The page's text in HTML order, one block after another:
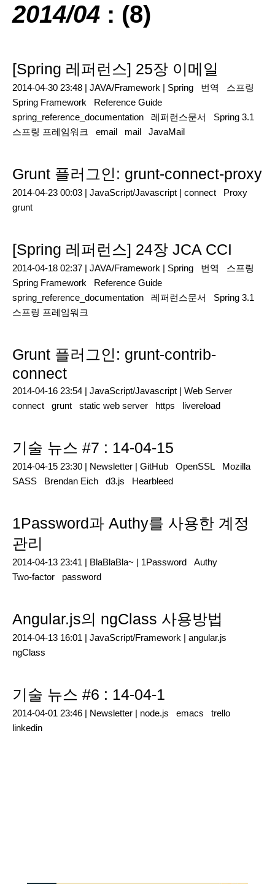
2014/04 : (8)
[Spring 레퍼런스] 25장 이메일
2014-04-30 23:48 | JAVA/Framework | Spring 번역
스프링
Spring Framework
Reference Guide
spring_reference_documentation
레퍼런스문서
Spring 3.1
스프링 프레임워크
email mail JavaMail
Grunt 플러그인: grunt-connect-proxy
2014-04-23 00:03 | JavaScript/Javascript | connect
Proxy
grunt
[Spring 레퍼런스] 24장 JCA CCI
2014-04-18 02:37 | JAVA/Framework | Spring 번역
스프링
Spring Framework
Reference Guide
spring_reference_documentation
레퍼런스문서
Spring 3.1
스프링 프레임워크
Grunt 플러그인: grunt-contrib-
connect
2014-04-16 23:54 | JavaScript/Javascript | Web Server
connect
grunt static web server https livereload
기술 뉴스 #7 : 14-04-15
2014-04-15 23:30 | Newsletter | GitHub OpenSSL
Mozilla
SASS
Brendan Eich d3.js Hearbleed
1Password과 Authy를 사용한 계정
관리
2014-04-13 23:41 | BlaBlaBla~ | 1Password
Authy
Two-factor
password
Angular.js의 ngClass 사용방법
2014-04-13 16:01 | JavaScript/Framework | angular.js
ngClass
기술 뉴스 #6 : 14-04-1
2014-04-01 23:46 | Newsletter | node.js emacs
trello
linkedin